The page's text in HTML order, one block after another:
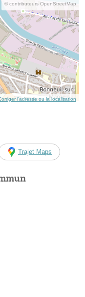
© contributeurs OpenStreetMap
l’adresse ou la localisation
Trajet Maps